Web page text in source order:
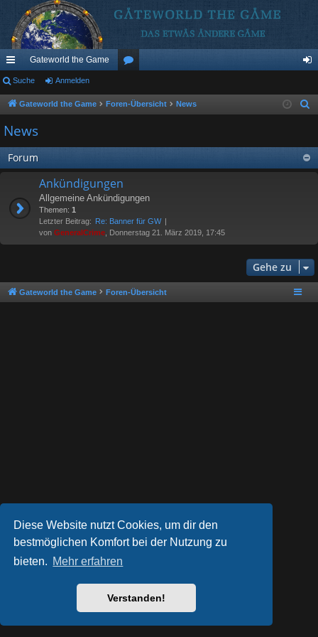
Diese Website nutzt Cookies, um dir den
bestmöglichen Komfort bei der Nutzung zu
bieten. Mehr erfahren
Verstanden!
ch
ne
llz
ug
riff
Gateworld the Game
en m
de
n
Suche Anmelden
Gateworld the Game Foren-Übersicht News
e
News
Forum
Ankündigungen
Allgemeine Ankündigungen
Themen: 1
Letzter Beitrag: Re: Banner für GW
von GeneralCrime , Donnerstag 21. März 2019, 17:45
Gehe zu
Gateworld the Game Foren-Übersicht
Powered byphpBB
Deutsche Übersetzung durchphpBB.de
Datenschutz|Nutzungsbedingungen